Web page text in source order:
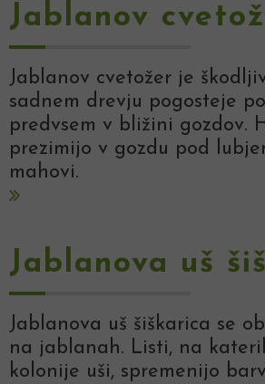
Jablanov
Jablanov cvetožer je
sadnem drevju pogosteje
predvsem v bližini gozdov.
prezimijo v gozdu pod
mahovi.
Jablanova uš
Jablanova uš šiškarica se
na jablanah. Listi, na
kolonije uši, spremenijo